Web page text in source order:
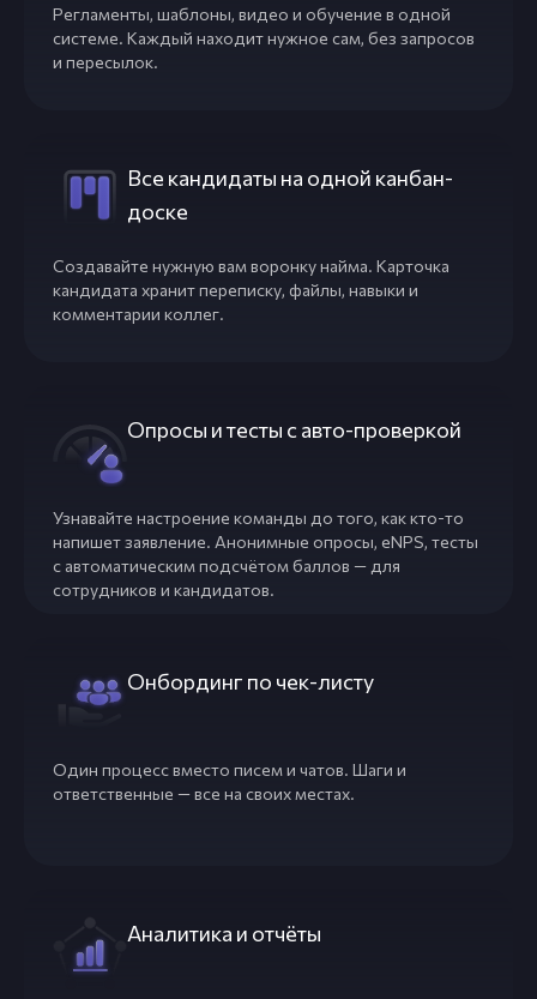
Регламенты, шаблоны, видео и обучение в одной
системе. Каждый находит нужное сам, без запросов
и пересылок.
Все кандидаты на одной канбан-
доске
Создавайте нужную вам воронку найма. Карточка
кандидата хранит переписку, файлы, навыки и
комментарии коллег.
Опросы и тесты с авто-проверкой
Узнавайте настроение команды до того, как кто-то
напишет заявление. Анонимные опросы, eNPS, тесты
с автоматическим подсчётом баллов — для
сотрудников и кандидатов.
Онбординг по чек-листу
Один процесс вместо писем и чатов. Шаги и
ответственные — все на своих местах.
Аналитика и отчёты